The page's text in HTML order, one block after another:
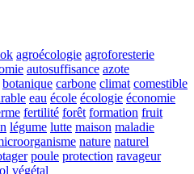
agroécologie agroforesterie
autosuffisance azote
botanique carbone climat comestible
eau école écologie économie
fertilité forêt formation fruit
légume lutte maison maladie
nature naturel
poule protection ravageur
végétal